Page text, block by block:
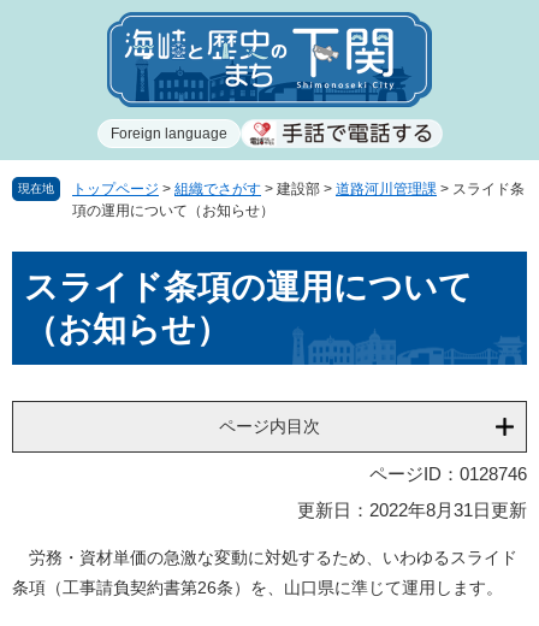
で
ば
Foreign language
現在地 トップページ > 組織でさがす > 建設部 > 道路河川管理課 > スライド条
項の運用について（お知らせ）
スライド条項の運用について
（お知らせ）
ページ内目次
ページID：0128746
更新日：2022年8月31日更新
労務・資材単価の急激な変動に対処するため、いわゆるスライド
条項（工事請負契約書第26条）を、山口県に準じて運用します。